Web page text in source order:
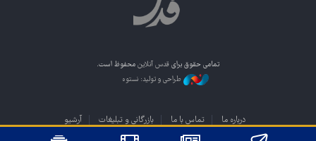
تمامی حقوق برای قدس آنلاین محفوظ است.
طراحی و تولید: نستوه
درباره ما تماس با ما بازرگانی و تبلیغات آرشیو